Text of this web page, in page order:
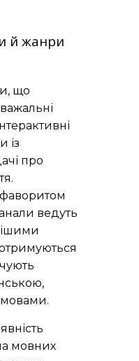
й жанри
що
із
про
ведуть
мовних